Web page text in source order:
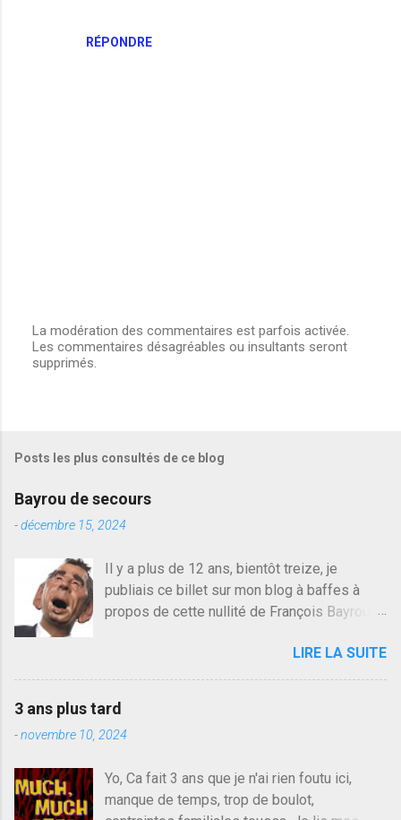
RÉPONDRE
E
n
t
e
r
u
m
m
e
n
r
e
La modération des commentaires est parfois activée.
Les commentaires désagréables ou insultants seront
supprimés.
Posts les plus consultés de ce blog
Bayrou de secours
-décembre 15, 2024
Il y a plus de 12 ans, bientôt treize, je
publiais ce billet sur mon blog à baffes à
propos de cette nullité de François Bayrou. Il
quelqu'un, je ne parle pas des couples mais
des amis ou des valeurs dans lesquels on
croit. François Bayrou est en passe de
devenir le traite d'une partie de son électorat
et c'est par la presse qu'on l'apprend. On
plus proche de Sarkozy que de Hollande,
sinon il serait candidat du centre de la
LIRE LA SUITE
3 ans plus tard
-novembre 10, 2024
Yo, Ca fait 3 ans que je n'ai rien foutu ici,
manque de temps, trop de boulot,